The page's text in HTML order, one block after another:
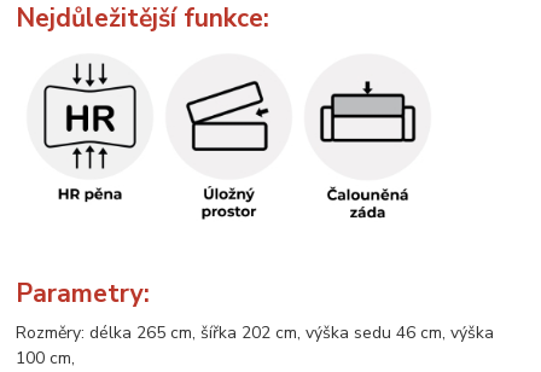
Nejdůležitější funkce:
Parametry:
Rozměry: délka 265 cm, šířka 202 cm, výška sedu 46 cm, výška
100 cm,